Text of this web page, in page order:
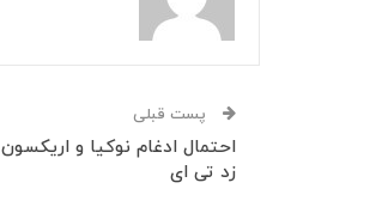
پست قبلی
احتمال ادغام نوکیا و
زد تی ای